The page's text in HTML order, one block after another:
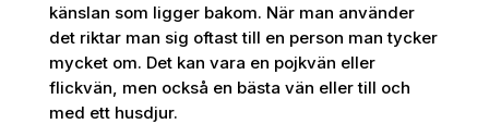
känslan som ligger bakom. När man använder
det riktar man sig oftast till en person man tycker
mycket om. Det kan vara en pojkvän eller
flickvän, men också en bästa vän eller till och
med ett husdjur.